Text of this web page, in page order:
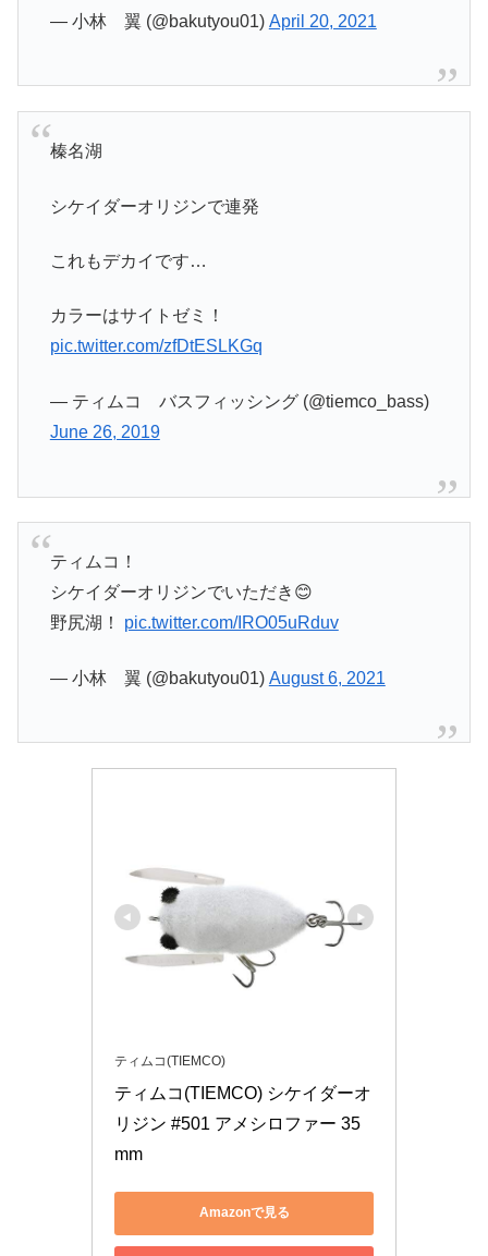
— 小林 翼 (@bakutyou01) April 20, 2021
榛名湖
シケイダーオリジンで連発
これもデカイです…
カラーはサイトゼミ！
pic.twitter.com/zfDtESLKGq
— ティムコ バスフィッシング (@tiemco_bass)
June 26, 2019
ティムコ！
シケイダーオリジンでいただき😊
野尻湖！ pic.twitter.com/IRO05uRduv
— 小林 翼 (@bakutyou01) August 6, 2021
ティムコ(TIEMCO)
ティムコ(TIEMCO) シケイダーオ
リジン #501 アメシロファー 35
mm
Amazonで見る